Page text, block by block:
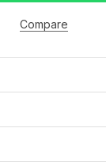
Compare